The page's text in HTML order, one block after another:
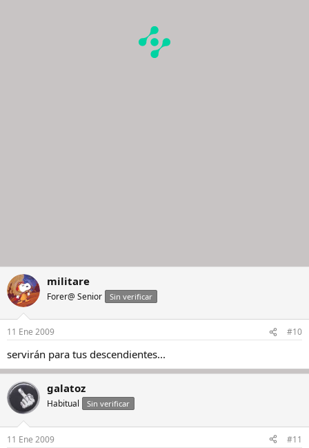
militare
Forer@ Senior Sin verificar
11 Ene 2009 #10
servirán para tus descendientes...
galatoz
Habitual Sin verificar
11 Ene 2009 #11